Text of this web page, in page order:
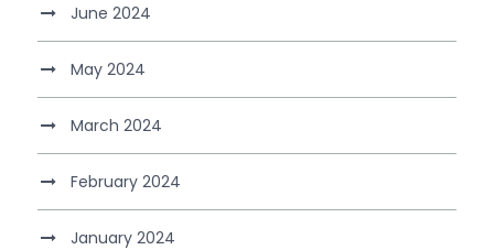
June 2024
May 2024
March 2024
February 2024
January 2024